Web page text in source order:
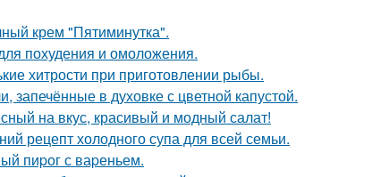
крем "Пятиминутка".
похудения и омоложения.
хитрости при приготовлении рыбы.
запечённые в духовке с цветной капустой.
на вкус, красивый и модный салат!
рецепт холодного супа для всей семьи.
пиpог с ваpеньем.